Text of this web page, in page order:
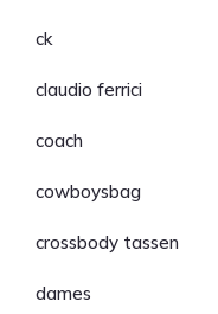
ck
claudio ferrici
coach
cowboysbag
crossbody tassen
dames